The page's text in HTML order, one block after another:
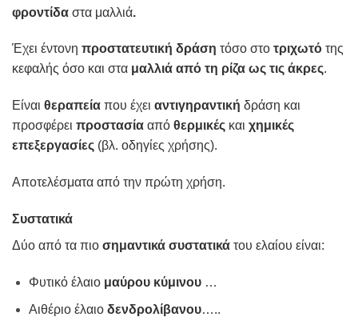
φροντίδα στα μαλλιά.
Έχει έντονη προστατευτική δράση τόσο στο τριχωτό της
κεφαλής όσο και στα μαλλιά από τη ρίζα ως τις άκρες.
Είναι θεραπεία που έχει αντιγηραντική δράση και
προσφέρει προστασία από θερμικές και χημικές
επεξεργασίες (βλ. οδηγίες χρήσης).
Αποτελέσματα από την πρώτη χρήση.
Συστατικά
Δύο από τα πιο σημαντικά συστατικά του ελαίου είναι:
Φυτικό έλαιομαύρου κύμινου…
Αιθέριο έλαιο δενδρολίβανου…..